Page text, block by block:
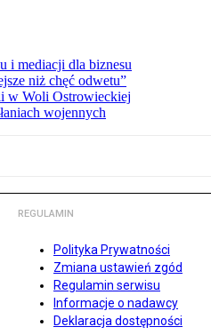
i mediacji dla biznesu
niż chęć odwetu”
w Woli Ostrowieckiej
wojennych
REGULAMIN
Polityka Prywatności
Zmiana ustawień zgód
Regulamin serwisu
Informacje o nadawcy
Deklaracja dostępności